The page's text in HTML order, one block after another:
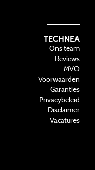
TECHNEA
Ons team
Reviews
MVO
Voorwaarden
Garanties
Privacybeleid
Disclaimer
Vacatures